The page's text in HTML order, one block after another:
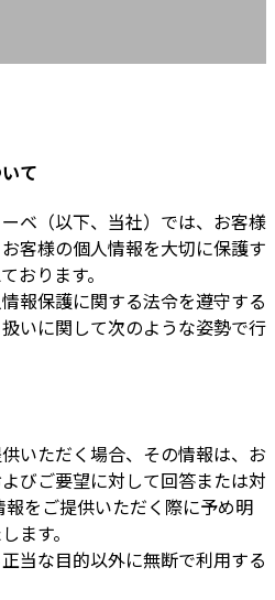
て
ベ（以下、当社）では、お客様
客様の個人情報を大切に保護す
おります。
報保護に関する法令を遵守する
いに関して次のような姿勢で行
いただく場合、その情報は、お
びご要望に対して回答または対
をご提供いただく際に予め明
ます。
当な目的以外に無断で利用する